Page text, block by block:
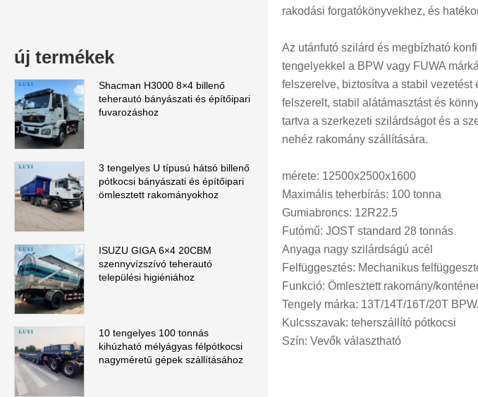
új termékek
Shacman H3000 8×4 billenő
teherautó bányászati ​​és építőipari
fuvarozáshoz
3 tengelyes U típusú hátsó billenő
pótkocsi bányászati ​​és építőipari
ömlesztett rakományokhoz
ISUZU GIGA 6×4 20CBM
szennyvízszívó teherautó
települési higiéniához
10 tengelyes 100 tonnás
kihúzható mélyágyas félpótkocsi
nagyméretű gépek szállításához
rakodási forgatókönyvekhez, és
Az utánfutó szilárd és megbízható
tengelyekkel a BPW vagy FUWA
felszerelve, biztosítva a stabil vezetést
felszerelt, stabil alátámasztást és
tartva a szerkezeti szilárdságot és a
nehéz rakomány szállítására.
mérete: 12500x2500x1600
Maximális teherbírás: 100 tonna
Gumiabroncs: 12R22.5
Futómű: JOST standard 28 tonnás
Anyaga nagy szilárdságú acél
Felfüggesztés: Mechanikus
Funkció: Ömlesztett rakomány/
Tengely márka: 13T/14T/16T/20T
Kulcsszavak: teherszállító pótkocsi
Szín: Vevők választható